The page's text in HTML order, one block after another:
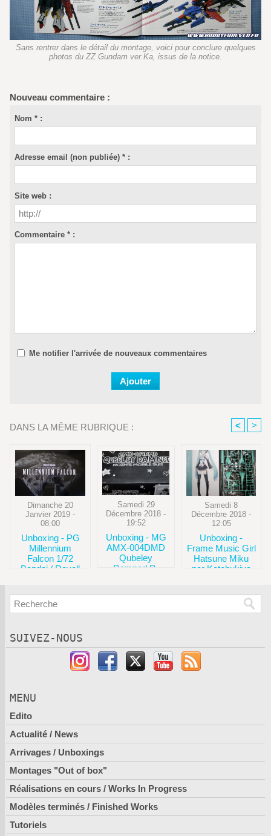
Sans rentrer dans le détail du montage, voici pour conclure quelques
photos du ZZ Gundam ver.Ka, issus de la notice.
Nouveau commentaire :
Nom * :
Adresse email (non publiée) * :
Site web :
Commentaire * :
Me notifier l'arrivée de nouveaux commentaires
DANS LA MÊME RUBRIQUE : < >
Dimanche 20
Janvier 2019 -
08:00
Unboxing - PG
Millennium
Falcon 1/72
Bandai / Revell
Samedi 29
Décembre 2018 -
19:52
Unboxing - MG
AMX-004DMD
Qubeley
Damned P-
Samedi 8
Décembre 2018 -
12:05
Unboxing -
Frame Music Girl
Hatsune Miku
par Kotobukiya
SUIVEZ-NOUS
MENU
Edito
Actualité / News
Arrivages / Unboxings
Montages "Out of box"
Réalisations en cours / Works In Progress
Modèles terminés / Finished Works
Tutoriels